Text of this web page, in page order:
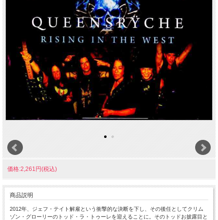
価格:2,261円(税込)
商品説明
2012年、ジェフ・テイト解雇という衝撃的な決断を下し、その後任としてクリム
ゾン・グローリーのトッド・ラ・トゥーレを迎えることに。そのトッドお披露目と